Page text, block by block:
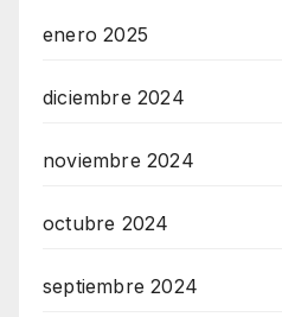
enero 2025
diciembre 2024
noviembre 2024
octubre 2024
septiembre 2024